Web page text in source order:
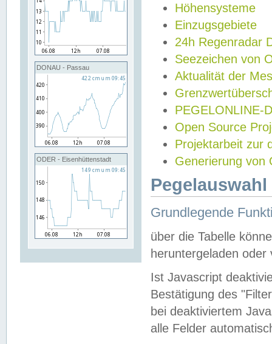
DONAU - Passau
ODER - Eisenhüttenstadt
Höhensysteme
Einzugsgebiete
24h Regenradar
Seezeichen von
Aktualität der
PEGELONLINE-
Open Source
Projektarbeit zur
Generierung von
Grundlegende
über die Tabelle
heruntergeladen oder
Ist Javascript
Bestätigung des
bei deaktiviertem
alle Felder